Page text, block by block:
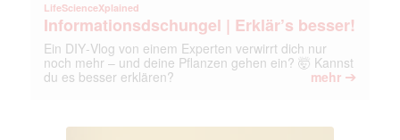
LifeScienceXplained
Informationsdschungel | Erklär’s besser!
Ein DIY‑Vlog von einem Experten verwirrt dich nur
noch mehr – und deine Pflanzen gehen ein? 🤯 Kannst
du es besser erklären?
mehr ➔